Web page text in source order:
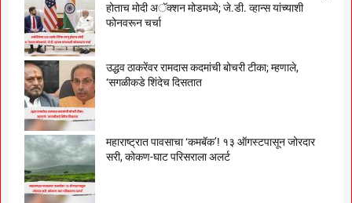
होताच मोदी अॅक्शन मोडमध्ये; जे.डी. व्हान्स यांच्याशी
फोनवरून चर्चा
उद्धव ठाकरेंवर रामदास कदमांची बोचरी टीका; म्हणाले,
‘सगळीकडे शिंदेच दिसतात
महाराष्ट्रात पावसाचा ‘कमबॅक’! १३ ऑगस्टपासून जोरदार
सरी, कोकण-घाट परिसराला अलर्ट